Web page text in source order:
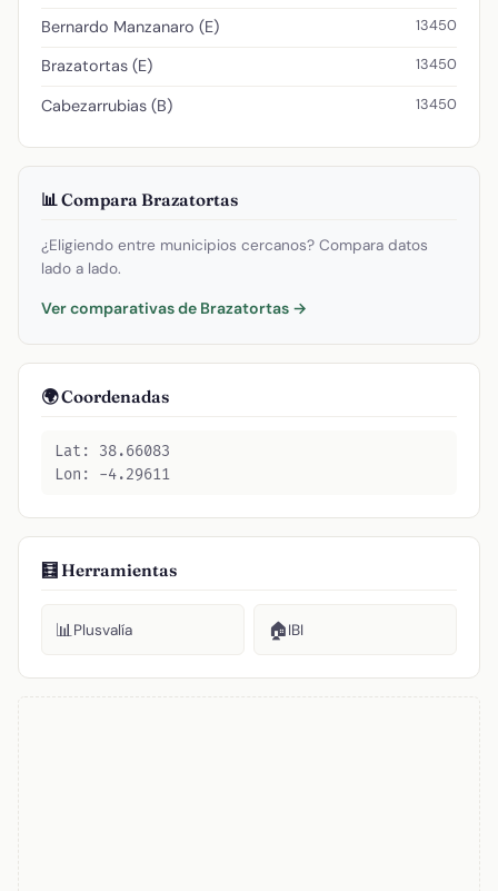
Bernardo Manzanaro (E) 13450
Brazatortas (E) 13450
Cabezarrubias (B) 13450
📊 Compara Brazatortas
¿Eligiendo entre municipios cercanos? Compara datos
lado a lado.
Ver comparativas de Brazatortas →
🌍 Coordenadas
Lat: 38.66083
Lon: -4.29611
🧮 Herramientas
📊Plusvalía 🏠IBI